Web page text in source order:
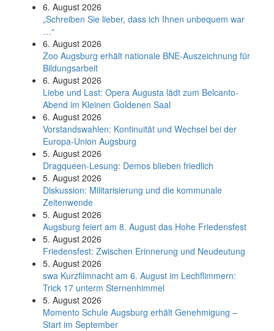
6. August 2026
„Schreiben Sie lieber, dass ich Ihnen unbequem war
…“
6. August 2026
Zoo Augsburg erhält nationale BNE-Auszeichnung für
Bildungsarbeit
6. August 2026
Liebe und Last: Opera Augusta lädt zum Belcanto-
Abend im Kleinen Goldenen Saal
6. August 2026
Vorstandswahlen: Kontinuität und Wechsel bei der
Europa-Union Augsburg
5. August 2026
Dragqueen-Lesung: Demos blieben friedlich
5. August 2026
Diskussion: Mi­li­ta­ri­sie­rung und die kommunale
Zeitenwende
5. August 2026
Augsburg feiert am 8. August das Hohe Friedensfest
5. August 2026
Friedensfest: Zwischen Erinnerung und Neudeutung
5. August 2026
swa Kurz­film­nacht am 6. August im Lech­flim­mern:
Trick 17 unterm Sternen­himmel
5. August 2026
Momento Schule Augsburg erhält Genehmigung –
Start im September